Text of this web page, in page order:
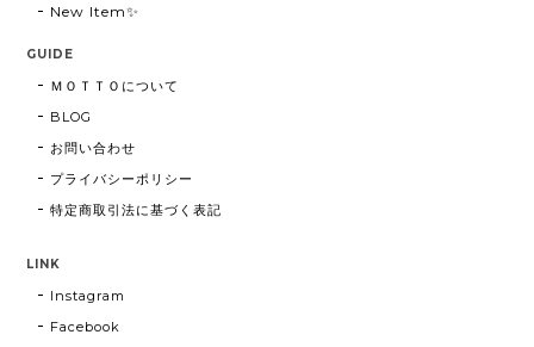
New Item✨
GUIDE
ＭＯＴＴＯについて
BLOG
お問い合わせ
プライバシーポリシー
特定商取引法に基づく表記
LINK
Instagram
Facebook